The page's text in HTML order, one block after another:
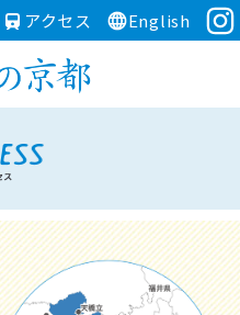
アクセス English